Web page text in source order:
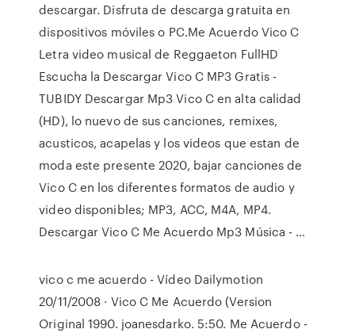
descargar. Disfruta de descarga gratuita en
dispositivos móviles o PC.Me Acuerdo Vico C
Letra video musical de Reggaeton FullHD
Escucha la Descargar Vico C MP3 Gratis -
TUBIDY Descargar Mp3 Vico C en alta calidad
(HD), lo nuevo de sus canciones, remixes,
acusticos, acapelas y los videos que estan de
moda este presente 2020, bajar canciones de
Vico C en los diferentes formatos de audio y
video disponibles; MP3, ACC, M4A, MP4.
Descargar Vico C Me Acuerdo Mp3 Música - …
vico c me acuerdo - Vídeo Dailymotion
20/11/2008 · Vico C Me Acuerdo (Version
Original 1990. joanesdarko. 5:50. Me Acuerdo -